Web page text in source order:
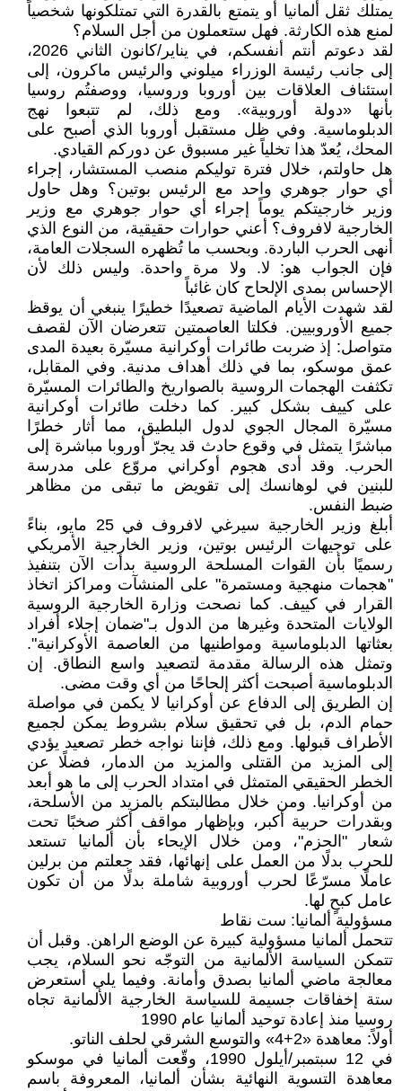
يمتلك ثقل ألمانيا أو يتمتع بالقدرة التي تمتلكونها شخصياً
لمنع هذه الكارثة. فهل ستعملون من أجل السلام؟
لقد دعوتم أنتم أنفسكم، في يناير/كانون الثاني 2026،
إلى جانب رئيسة الوزراء ميلوني والرئيس ماكرون، إلى
استئناف العلاقات بين أوروبا وروسيا، ووصفتُم روسيا
بأنها «دولة أوروبية». ومع ذلك، لم تتبعوا نهج
الدبلوماسية. وفي ظل مستقبل أوروبا الذي أصبح على
المحك، يُعدّ هذا تخلياً غير مسبوق عن دوركم القيادي.
هل حاولتم، خلال فترة توليكم منصب المستشار، إجراء
أي حوار جوهري واحد مع الرئيس بوتين؟ وهل حاول
وزير خارجيتكم يوماً إجراء أي حوار جوهري مع وزير
الخارجية لافروف؟ أعني حوارات حقيقية، من النوع الذي
أنهى الحرب الباردة. وبحسب ما تُظهره السجلات العامة،
فإن الجواب هو: لا. ولا مرة واحدة. وليس ذلك لأن
الإحساس بمدى الإلحاح كان غائباً
لقد شهدت الأيام الماضية تصعيدًا خطيرًا ينبغي أن يوقظ
جميع الأوروبيين. فكلتا العاصمتين تتعرضان الآن لقصف
متواصل: إذ ضربت طائرات أوكرانية مسيّرة بعيدة المدى
عمق موسكو، بما في ذلك أهداف مدنية. وفي المقابل،
تكثفت الهجمات الروسية بالصواريخ والطائرات المسيّرة
على كييف بشكل كبير. كما دخلت طائرات أوكرانية
مسيّرة المجال الجوي لدول البلطيق، مما أثار خطرًا
مباشرًا يتمثل في وقوع حادث قد يجرّ أوروبا مباشرة إلى
الحرب. وقد أدى هجوم أوكراني مروّع على مدرسة
للبنين في لوهانسك إلى تقويض ما تبقى من مظاهر
ضبط النفس.
أبلغ وزير الخارجية سيرغي لافروف في 25 مايو، بناءً
على توجيهات الرئيس بوتين، وزير الخارجية الأمريكي
رسميًا بأن القوات المسلحة الروسية بدأت الآن بتنفيذ
"هجمات منهجية ومستمرة" على المنشآت ومراكز اتخاذ
القرار في كييف. كما نصحت وزارة الخارجية الروسية
الولايات المتحدة وغيرها من الدول بـ"ضمان إجلاء أفراد
بعثاتها الدبلوماسية ومواطنيها من العاصمة الأوكرانية".
وتمثل هذه الرسالة مقدمة لتصعيد واسع النطاق. إن
الدبلوماسية أصبحت أكثر إلحاحًا من أي وقت مضى.
إن الطريق إلى الدفاع عن أوكرانيا لا يكمن في مواصلة
حمام الدم، بل في تحقيق سلام بشروط يمكن لجميع
الأطراف قبولها. ومع ذلك، فإننا نواجه خطر تصعيد يؤدي
إلى المزيد من القتلى والمزيد من الدمار، فضلًا عن
الخطر الحقيقي المتمثل في امتداد الحرب إلى ما هو أبعد
من أوكرانيا. ومن خلال مطالبتكم بالمزيد من الأسلحة،
وبقدرات حربية أكبر، وبإظهار مواقف أكثر صخبًا تحت
شعار "الحزم"، ومن خلال الإيحاء بأن ألمانيا تستعد
للحرب بدلًا من العمل على إنهائها، فقد جعلتم من برلين
عاملًا مسرّعًا لحرب أوروبية شاملة بدلًا من أن تكون
عامل كبحٍ لها.
مسؤولية ألمانيا: ست نقاط
تتحمل ألمانيا مسؤولية كبيرة عن الوضع الراهن. وقبل أن
تتمكن السياسة الألمانية من التوجّه نحو السلام، يجب
معالجة ماضي ألمانيا بصدق وأمانة. وفيما يلي أستعرض
ستة إخفاقات جسيمة للسياسة الخارجية الألمانية تجاه
روسيا منذ إعادة توحيد ألمانيا عام 1990
أولاً: معاهدة «2+4» والتوسع الشرقي لحلف الناتو.
في 12 سبتمبر/أيلول 1990، وقّعت ألمانيا في موسكو
معاهدة التسوية النهائية بشأن ألمانيا، المعروفة باسم